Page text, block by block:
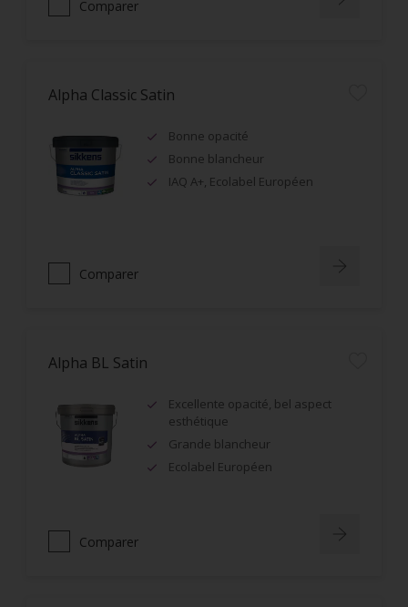
Comparer
Alpha Classic Satin
Bonne opacité
Bonne blancheur
IAQ A+, Ecolabel Européen
Comparer
Alpha BL Satin
Excellente opacité, bel aspect
esthétique
Grande blancheur
Ecolabel Européen
Comparer